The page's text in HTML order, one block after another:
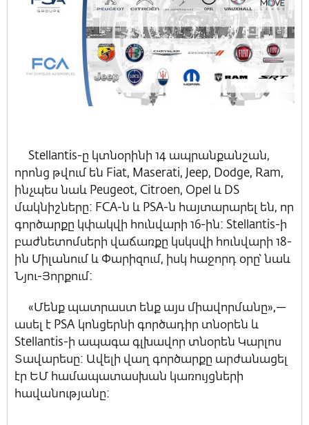
Stellantis-ը կտնօրինի 14 ապրանքանշան,
որոնց թվում են Fiat, Maserati, Jeep, Dodge, Ram,
ինչպես նաև Peugeot, Citroen, Opel և DS
մակնիշները: FCA-ն և PSA-ն հայտարարել են, որ
գործարքը կփակվի հունվարի 16-ին: Stellantis-ի
բաժնետոմսերի վաճառքը կսկսվի հունվարի 18-
ին Միլանում և Փարիզում, իսկ հաջորդ օրը՝ նաև
Նյու-Յորքում:
«Մենք պատրաստ ենք այս միավորմանը»,—
ասել է PSA կոնցերնի գործադիր տնօրեն և
Stellantis-ի ապագա գլխավոր տնօրեն Կարլոս
Տավարեսը: Ավելի վաղ գործարքը արժանացել
էր ԵՄ համապատասխան կառույցների
հավանությանը: